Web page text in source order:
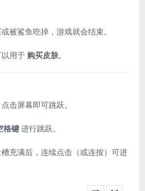
被鲨鱼吃掉，游戏就会结束。
用于 购买皮肤。
点击屏幕即可跳跃。
格键进行跳跃。
充满后，连续点击（或连按）可进